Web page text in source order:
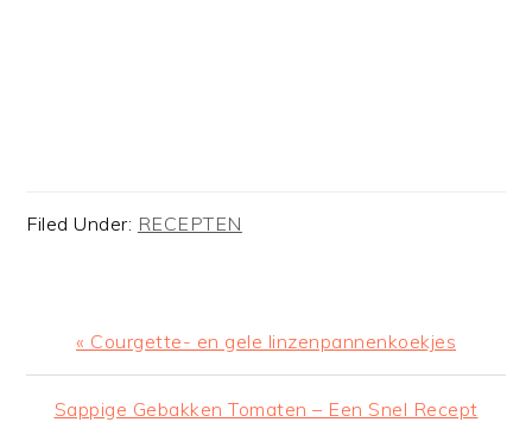
Filed Under: RECEPTEN
Previous
Post:
« Courgette- en gele linzenpannenkoekjes
Next
Sappige Gebakken Tomaten – Een Snel Recept